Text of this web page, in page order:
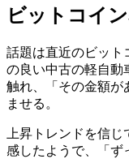
ビットコイ
話題は直近のビット
の良い中古の軽自動
触れ、「その金額が
ませる。
上昇トレンドを信
感したようで、「ず